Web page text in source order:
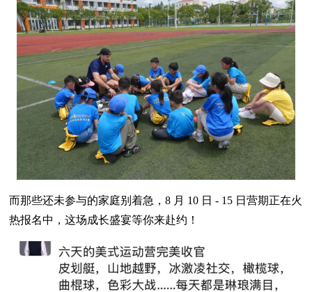
而那些还未参与的家庭别着急，8 月 10 日 - 15 日营期正在火
热报名中，这场成长盛宴等你来赴约！